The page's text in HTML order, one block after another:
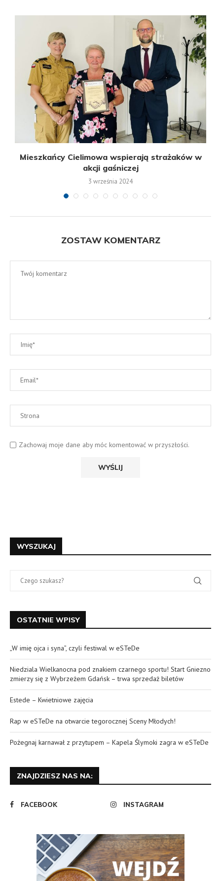
Mieszkańcy Cielimowa wspierają strażaków w
akcji gaśniczej
3 września 2024
ZOSTAW KOMENTARZ
Zachowaj moje dane aby móc komentować w przyszłości.
WYSZUKAJ
OSTATNIE WPISY
„W imię ojca i syna”, czyli festiwal w eSTeDe
Niedziala Wielkanocna pod znakiem czarnego sportu! Start Gniezno
zmierzy się z Wybrzeżem Gdańsk – trwa sprzedaż biletów
Estede – Kwietniowe zajęcia
Rap w eSTeDe na otwarcie tegorocznej Sceny Młodych!
Pożegnaj karnawał z przytupem – Kapela Ślymoki zagra w eSTeDe
ZNAJDZIESZ NAS NA:
FACEBOOK INSTAGRAM